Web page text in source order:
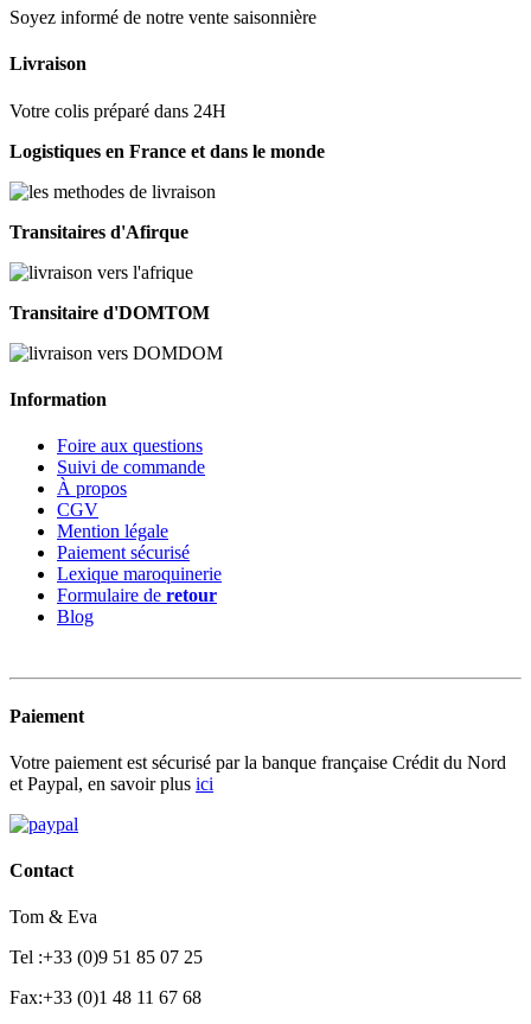
Soyez informé de notre vente saisonnière
Livraison
Votre colis préparé dans 24H
Logistiques en France et dans le monde
Transitaires d'Afirque
Transitaire d'DOMTOM
Information
Foire aux questions
Suivi de commande
À propos
CGV
Mention légale
Paiement sécurisé
Lexique maroquinerie
Formulaire de retour
Blog
Paiement
Votre paiement est sécurisé par la banque française Crédit du Nord
et Paypal, en savoir plus ici
Contact
Tom & Eva
Tel :+33 (0)9 51 85 07 25
Fax:+33 (0)1 48 11 67 68